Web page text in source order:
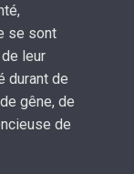
se sont
leur
durant de
gêne, de
de